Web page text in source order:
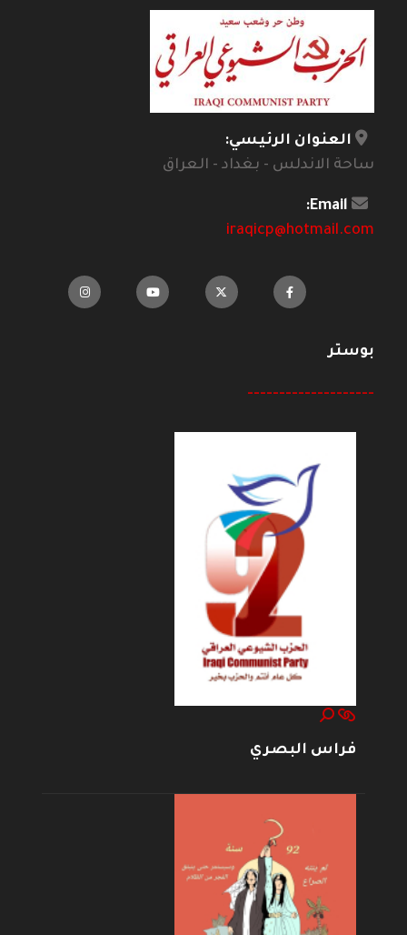
العنوان الرئيسي:
ساحة الاندلس - بغداد - العراق
Email:
iraqicp@hotmail.com
بوستر
--------------------
فراس البصري